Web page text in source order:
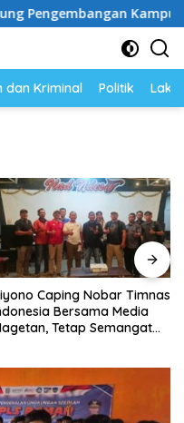
Kampus UNESA
dan Kriminal Politik
Caping Nobar Timnas
Bersama Media
Tetap Semangat